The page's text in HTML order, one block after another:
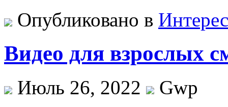
Опубликовано в
Видео для взрослых
Июль 26, 2022
Gwp